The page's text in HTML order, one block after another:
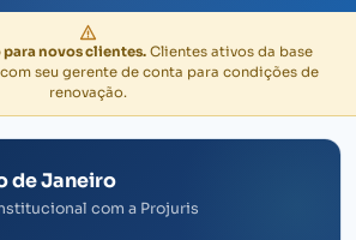
novos clientes. Clientes ativos da base
seu gerente de conta para condições de
renovação.
de Janeiro
com a Projuris